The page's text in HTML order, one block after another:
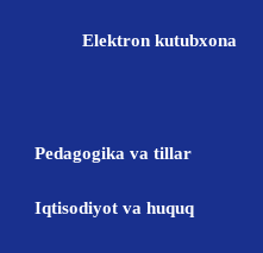
Elektron kutubxona
Pedagogika va tillar
Iqtisodiyot va huquq